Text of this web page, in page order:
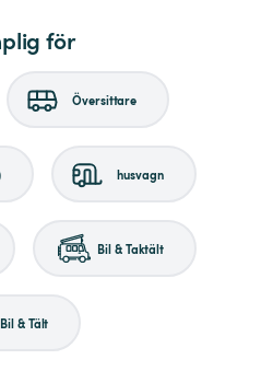
för
Översittare
husvagn
Bil & Taktält
Bil & Tält